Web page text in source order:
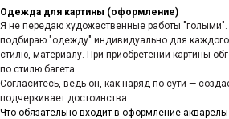
Одежда для картины (оформление)
Я не передаю художественные работы
подбираю "одежду" индивидуально для каждого
стилю, материалу. При приобретении картины
по стилю багета.
Согласитесь, ведь он, как наряд по сути —
подчеркивает достоинства.
Что обязательно входит в оформление